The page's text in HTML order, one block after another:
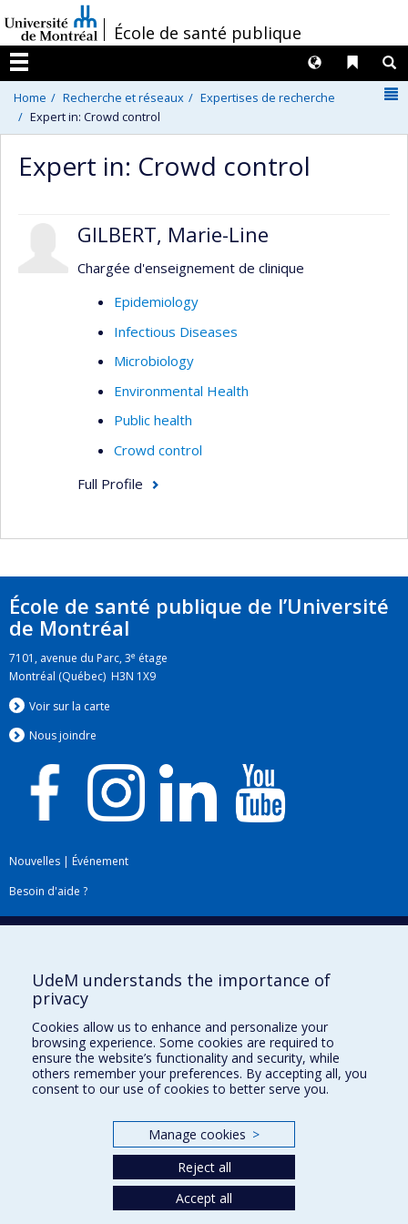
au
contenu
/École de santé publique
Menu
Liens
Langues
Home Recherche et réseaux
Expertises de recherche
Expert in: Crowd control
Expert in: Crowd control
GILBERT, Marie-Line
Chargée d'enseignement de clinique
Epidemiology
Infectious Diseases
Microbiology
Environmental Health
Public health
Crowd control
Full Profile
École de santé publique de l’Université
de Montréal
7101, avenue du Parc, 3e étage
Montréal (Québec) H3N 1X9
Voir sur la carte
Nous joindre
Nouvelles | Événement
Besoin d'aide ?
Plan du site|Accessibilité
Téléchargez les logos de l'ESPUM
UdeM understands the importance of
privacy
Cookies allow us to enhance and personalize your
browsing experience. Some cookies are required to
ensure the website’s functionality and security, while
others remember your preferences. By accepting all, you
consent to our use of cookies to better serve you.
Manage cookies >
Reject all
Accept all